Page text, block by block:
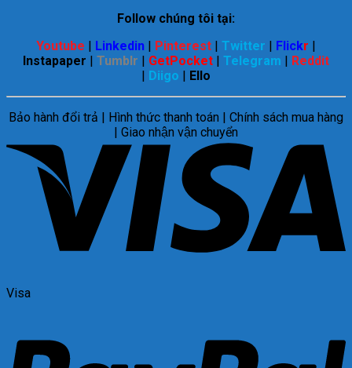
Follow chúng tôi tại:
Youtube
Linkedin Pinterest Twitter Flickr
Instapaper
Tumblr GetPocket Telegram
Reddit
Diigo Ello
Bảo hành đổi trả | Hình thức thanh toán | Chính sách mua hàng
| Giao nhận vận chuyển
Visa